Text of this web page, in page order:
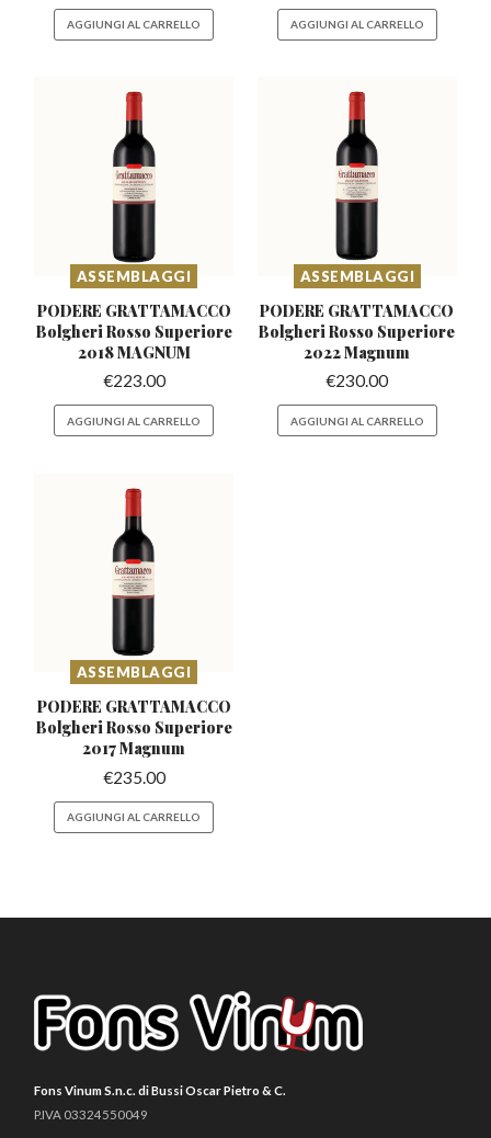
AGGIUNGI AL CARRELLO AGGIUNGI AL CARRELLO
ASSEMBLAGGI
PODERE GRATTAMACCO
Bolgheri Rosso Superiore
2018 MAGNUM
€223.00
AGGIUNGI AL CARRELLO
ASSEMBLAGGI
PODERE GRATTAMACCO
BolgheriRosso Superiore
2022 Magnum
€230.00
AGGIUNGI AL CARRELLO
ASSEMBLAGGI
PODERE GRATTAMACCO
Bolgheri Rosso Superiore
2017 Magnum
€235.00
AGGIUNGI AL CARRELLO
Fons Vinum S.n.c. di Bussi Oscar Pietro & C.
P.IVA 03324550049